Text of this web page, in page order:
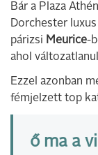
Bár a Plaza
Dorchester
párizsi Meurice-
ahol
Ezzel azonban
fémjelzett top
ő ma a